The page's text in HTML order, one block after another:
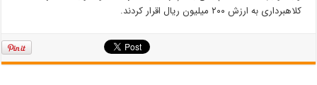
کلاهبرداری به ارزش ۲۰۰ میلیون ریال اقرار کردند.